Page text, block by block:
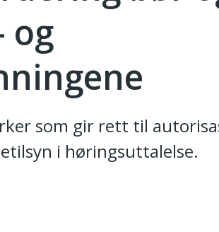
og
som gir rett til
i høringsuttalelse.